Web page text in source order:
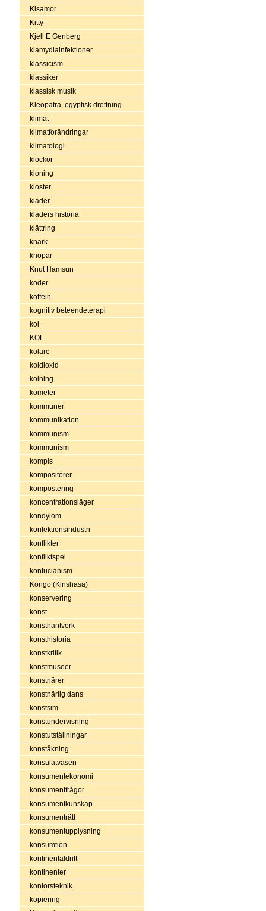
Kisamor
Kitty
Kjell E Genberg
klamydiainfektioner
klassicism
klassiker
klassisk musik
Kleopatra, egyptisk drottning
klimat
klimatförändringar
klimatologi
klockor
kloning
kloster
kläder
kläders historia
klättring
knark
knopar
Knut Hamsun
koder
koffein
kognitiv beteendeterapi
kol
KOL
kolare
koldioxid
kolning
kometer
kommuner
kommunikation
kommunism
kommunism
kompis
kompositörer
kompostering
koncentrationsläger
kondylom
konfektionsindustri
konflikter
konfliktspel
konfucianism
Kongo (Kinshasa)
konservering
konst
konsthantverk
konsthistoria
konstkritik
konstmuseer
konstnärer
konstnärlig dans
konstsim
konstundervisning
konstutställningar
konståkning
konsulatväsen
konsumentekonomi
konsumentfrågor
konsumentkunskap
konsumenträtt
konsumentupplysning
konsumtion
kontinentaldrift
kontinenter
kontorsteknik
kopiering